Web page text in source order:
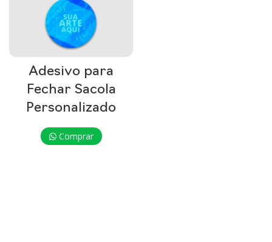
Adesivo para
Fechar Sacola
Personalizado
Comprar